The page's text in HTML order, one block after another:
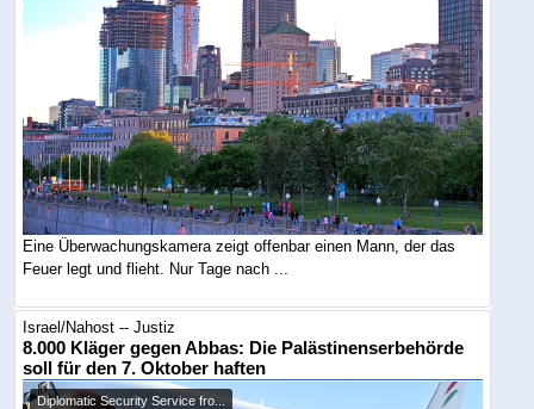
Eine Überwachungskamera zeigt offenbar einen Mann, der das
Feuer legt und flieht. Nur Tage nach ...
Israel/Nahost -- Justiz
8.000 Kläger gegen Abbas: Die Palästinenserbehörde
soll für den 7. Oktober haften
Diplomatic Security Service fro...